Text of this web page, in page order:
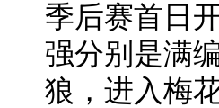
季后赛首日
强分别是满
狼，进入梅